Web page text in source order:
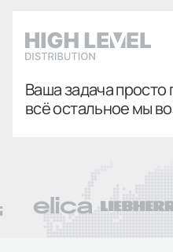
Ваша задача просто
всё остальное мы